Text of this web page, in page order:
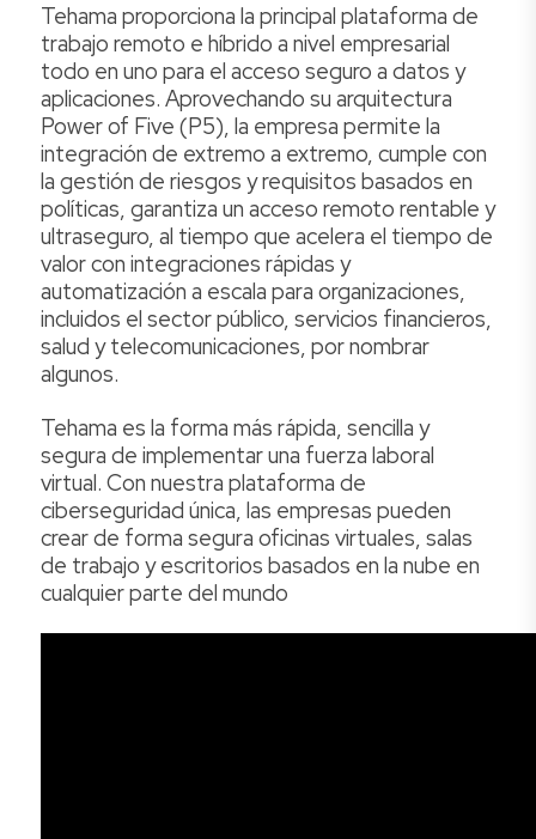
Tehama proporciona la principal plataforma de
trabajo remoto e híbrido a nivel empresarial
todo en uno para el acceso seguro a datos y
aplicaciones. Aprovechando su arquitectura
Power of Five (P5), la empresa permite la
integración de extremo a extremo, cumple con
la gestión de riesgos y requisitos basados en
políticas, garantiza un acceso remoto rentable y
ultraseguro, al tiempo que acelera el tiempo de
valor con integraciones rápidas y
automatización a escala para organizaciones,
incluidos el sector público, servicios financieros,
salud y telecomunicaciones, por nombrar
algunos.
Tehama es la forma más rápida, sencilla y
segura de implementar una fuerza laboral
virtual. Con nuestra plataforma de
ciberseguridad única, las empresas pueden
crear de forma segura oficinas virtuales, salas
de trabajo y escritorios basados en la nube en
cualquier parte del mundo